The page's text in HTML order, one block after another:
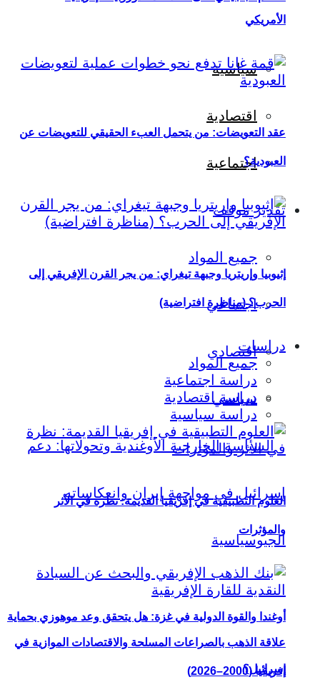
سياسية
اقتصادية
اجتماعية
تقدير موقف
جميع المواد
اجتماعي
اقتصادي
سياسي
أوغندا والقوة الدولية في غزة: هل يتحقق وعد موهوزي بحماية
إسرائيل؟
الأمريكي
عقد التعويضات: من يتحمل العبء الحقيقي للتعويضات عن
العبودية؟
إثيوبيا وإريتريا وجبهة تيغراي: من يجر القرن الإفريقي إلى
الحرب؟ (مناظرة افتراضية)
دراسات
جميع المواد
دراسة اجتماعية
دراسة اقتصادية
دراسة سياسية
العلوم التطبيقية في إفريقيا القديمة: نظرة في الأثر
والمؤثرات
علاقة الذهب بالصراعات المسلحة والاقتصادات الموازية في
إفريقيا (2000–2026)